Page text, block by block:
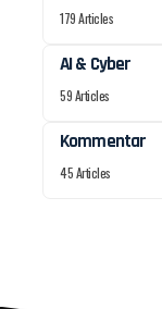
179 Articles
AI & Cyber
59 Articles
Kommentar
45 Articles